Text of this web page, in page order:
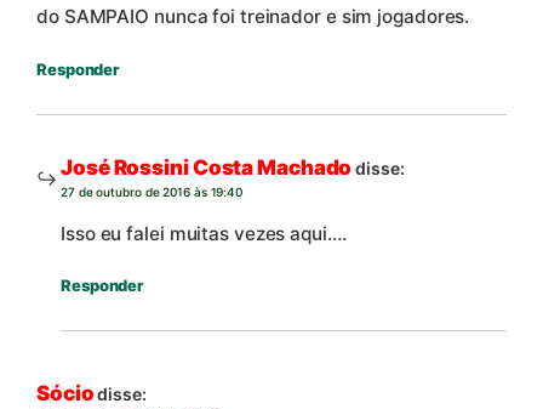
do SAMPAIO nunca foi treinador e sim jogadores.
Responder
José Rossini Costa Machado disse:
27 de outubro de 2016 às 19:40
Isso eu falei muitas vezes aqui….
Responder
Sócio disse: